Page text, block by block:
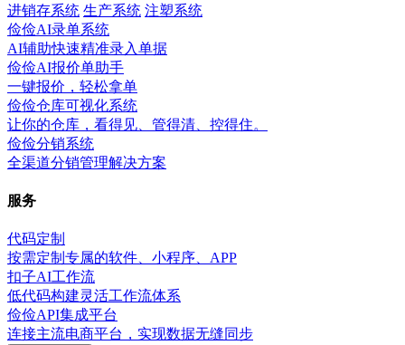
进销存系统 生产系统 注塑系统
俭俭AI录单系统
AI辅助快速精准录入单据
俭俭AI报价单助手
一键报价，轻松拿单
俭俭仓库可视化系统
让你的仓库，看得见、管得清、控得住。
俭俭分销系统
全渠道分销管理解决方案
服务
代码定制
按需定制专属的软件、小程序、APP
扣子AI工作流
低代码构建灵活工作流体系
俭俭API集成平台
连接主流电商平台，实现数据无缝同步